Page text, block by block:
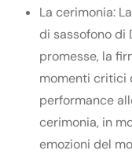
La cerimonia:
di sassofono di
promesse, la
momenti critici
performance
cerimonia, in
emozioni del